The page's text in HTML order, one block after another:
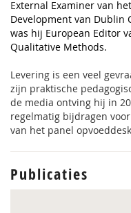
External Examiner van
Development van Dublin
was hij European Editor
Qualitative Methods.
Levering is een veel
zijn praktische
de media ontving hij in
regelmatig bijdragen
van het panel
Publicaties